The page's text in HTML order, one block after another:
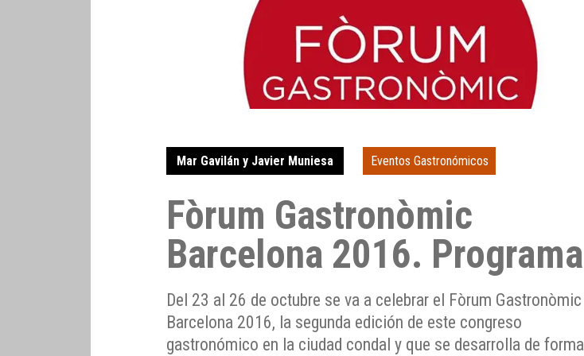
Mar Gavilán y Javier Muniesa Eventos Gastronómicos
Fòrum Gastronòmic
Barcelona 2016. Programa
Del 23 al 26 de octubre se va a celebrar el Fòrum Gastronòmic
Barcelona 2016, la segunda edición de este congreso
gastronómico en la ciudad condal y que se desarrolla de forma